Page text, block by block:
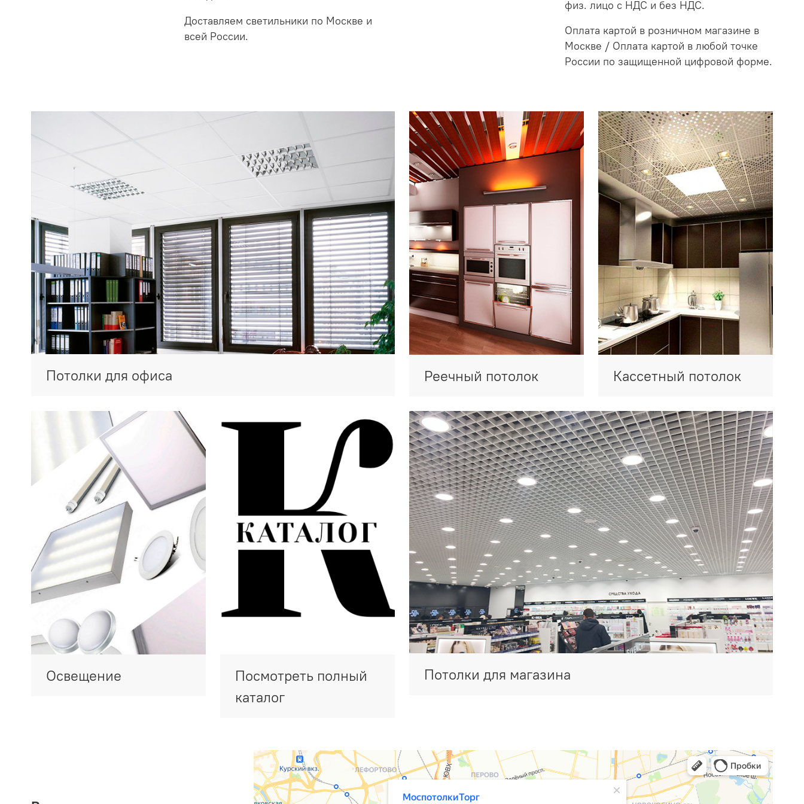
Доставляем светильники по Москве и
всей России.
физ. лицо с НДС и без НДС.
Оплата картой в розничном магазине в
Москве / Оплата картой в любой точке
России по защищенной цифровой форме.
Потолки для офиса Реечный потолок Кассетный потолок
Освещение
Посмотреть полный
каталог
Потолки для магазина